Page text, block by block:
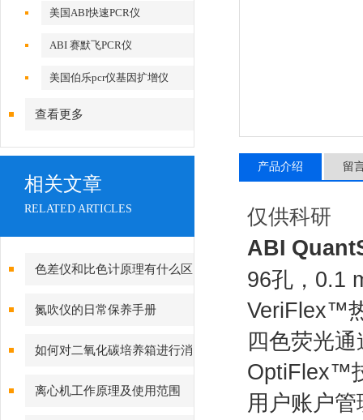
美国ABI快速PCR仪
ABI 赛默飞PCR仪
美国伯乐pcr仪基因扩增仪
查看更多
相关文章
RELATED ARTICLES
色差仪和比色计原理有什么区
别？
氮吹仪的日常保养手册
如何对二氧化碳培养箱进行消
毒灭菌呢？
离心机工作原理及使用范围
产品介绍 留
仅供科研
ABI
96孔，0.1
VeriFlex™
四色荧光
OptiFlex™
用户账户